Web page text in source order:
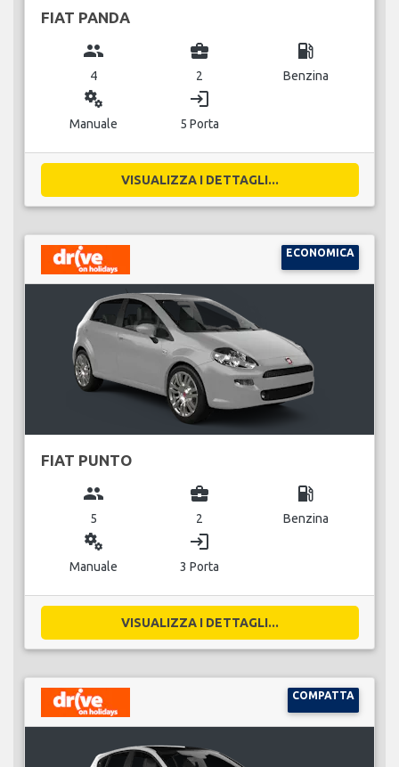
FIAT PANDA
group
4
business_center
2
local_gas_station
Benzina
miscellaneous_services
Manuale
login
5 Porta
VISUALIZZA I DETTAGLI...
ECONOMICA
FIAT PUNTO
group
5
business_center
2
local_gas_station
Benzina
miscellaneous_services
Manuale
login
3 Porta
VISUALIZZA I DETTAGLI...
COMPATTA